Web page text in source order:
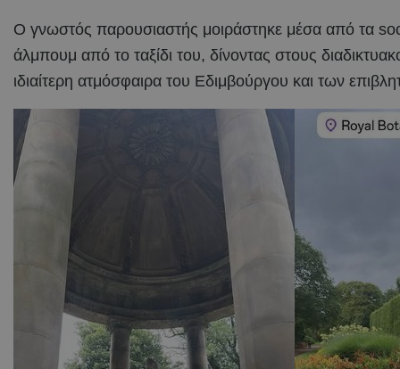
Ο γνωστός παρουσιαστής μοιράστηκε μέσα από τα
άλμπουμ από το ταξίδι του, δίνοντας στους
ιδιαίτερη ατμόσφαιρα του Εδιμβούργου και των